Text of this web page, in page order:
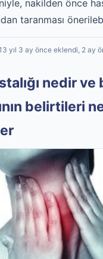
nakilden önce
taranması
yıl 3 ay önce eklendi, 2 ay
nedir ve
belirtileri